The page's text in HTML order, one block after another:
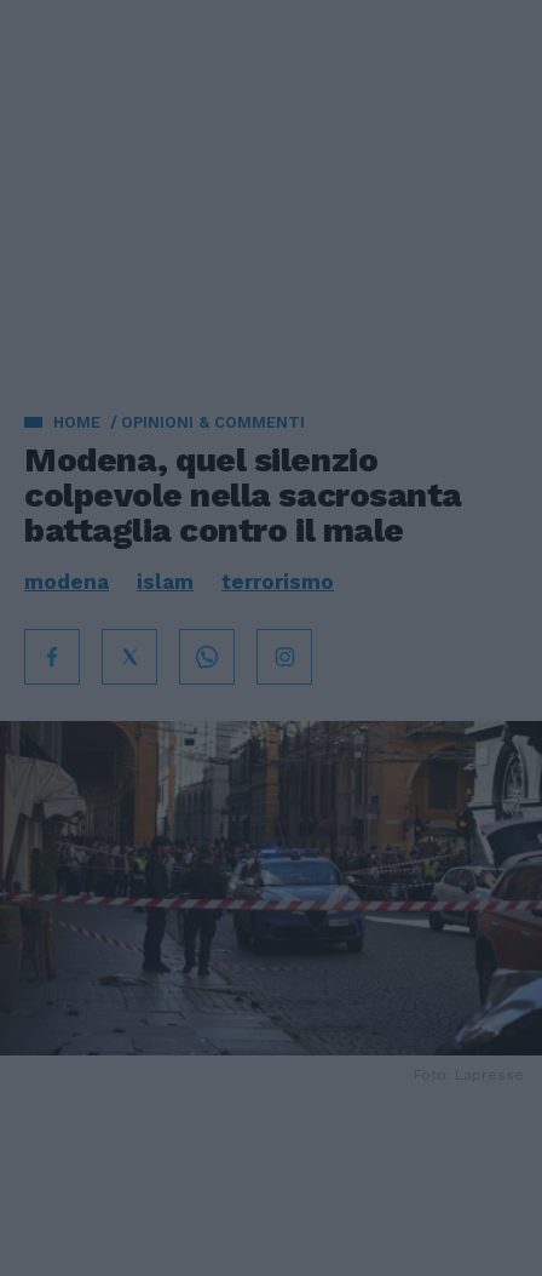
HOME OPINIONI & COMMENTI
Modena, quel silenzio
colpevole nella sacrosanta
battaglia contro il male
modena islam terrorismo